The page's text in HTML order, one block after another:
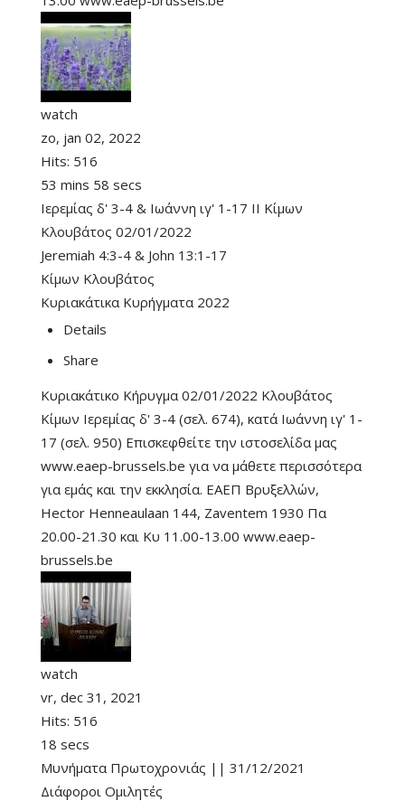
watch
zo, jan 02, 2022
Hits: 516
53 mins 58 secs
Ιερεμίας δ' 3-4 & Ιωάννη ιγ' 1-17 II Κίμων
Κλουβάτος 02/01/2022
Jeremiah 4:3-4 & John 13:1-17
Κίμων Κλουβάτος
Κυριακάτικα Κυρήγματα 2022
Details
Share
Κυριακάτικο Κήρυγμα 02/01/2022 Κλουβάτος
Κίμων Iερεμίας δ' 3-4 (σελ. 674), κατά Ιωάννη ιγ' 1-
17 (σελ. 950) Επισκεφθείτε την ιστοσελίδα μας
www.eaep-brussels.be για να μάθετε περισσότερα
για εμάς και την εκκλησία. ΕΑΕΠ Βρυξελλών,
Hector Henneaulaan 144, Zaventem 1930 Πα
20.00-21.30 και Κυ 11.00-13.00 www.eaep-
brussels.be
watch
vr, dec 31, 2021
Hits: 516
18 secs
Μυνήματα Πρωτοχρονιάς || 31/12/2021
Διάφοροι Ομιλητές